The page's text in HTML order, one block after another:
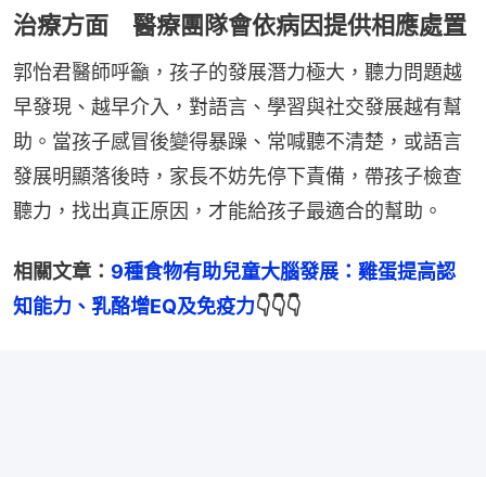
治療方面 醫療團隊會依病因提供相應處置
郭怡君醫師呼籲，孩子的發展潛力極大，聽力問題越
早發現、越早介入，對語言、學習與社交發展越有幫
助。當孩子感冒後變得暴躁、常喊聽不清楚，或語言
發展明顯落後時，家長不妨先停下責備，帶孩子檢查
聽力，找出真正原因，才能給孩子最適合的幫助。
相關文章： 9種食物有助兒童大腦發展：雞蛋提高認
知能力、乳酪增EQ及免疫力👇👇👇